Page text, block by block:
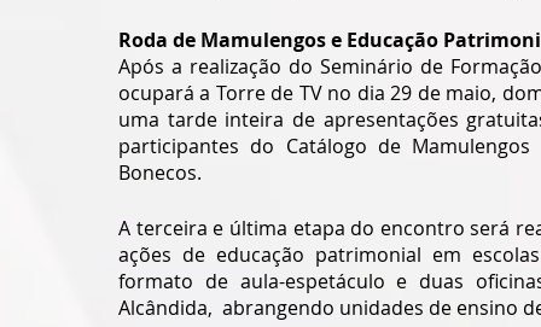
Roda de Mamulengos e Educação
Após a realização do Seminário de
ocupará a Torre de TV no dia 29 de maio,
uma tarde inteira de apresentações
participantes do Catálogo de
Bonecos.
A terceira e última etapa do encontro será
ações de educação patrimonial em
formato de aula-espetáculo e duas
Alcândida,  abrangendo unidades de ensino